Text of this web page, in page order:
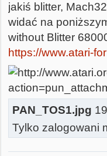
jakiś blitter,
widać na
without Blitter
https://www.atari-
PAN_TOS1.jpg
Tylko zalogowani